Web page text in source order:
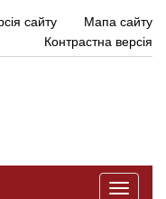
сайту
Мапа сайту
Контрастна версія
Toggle